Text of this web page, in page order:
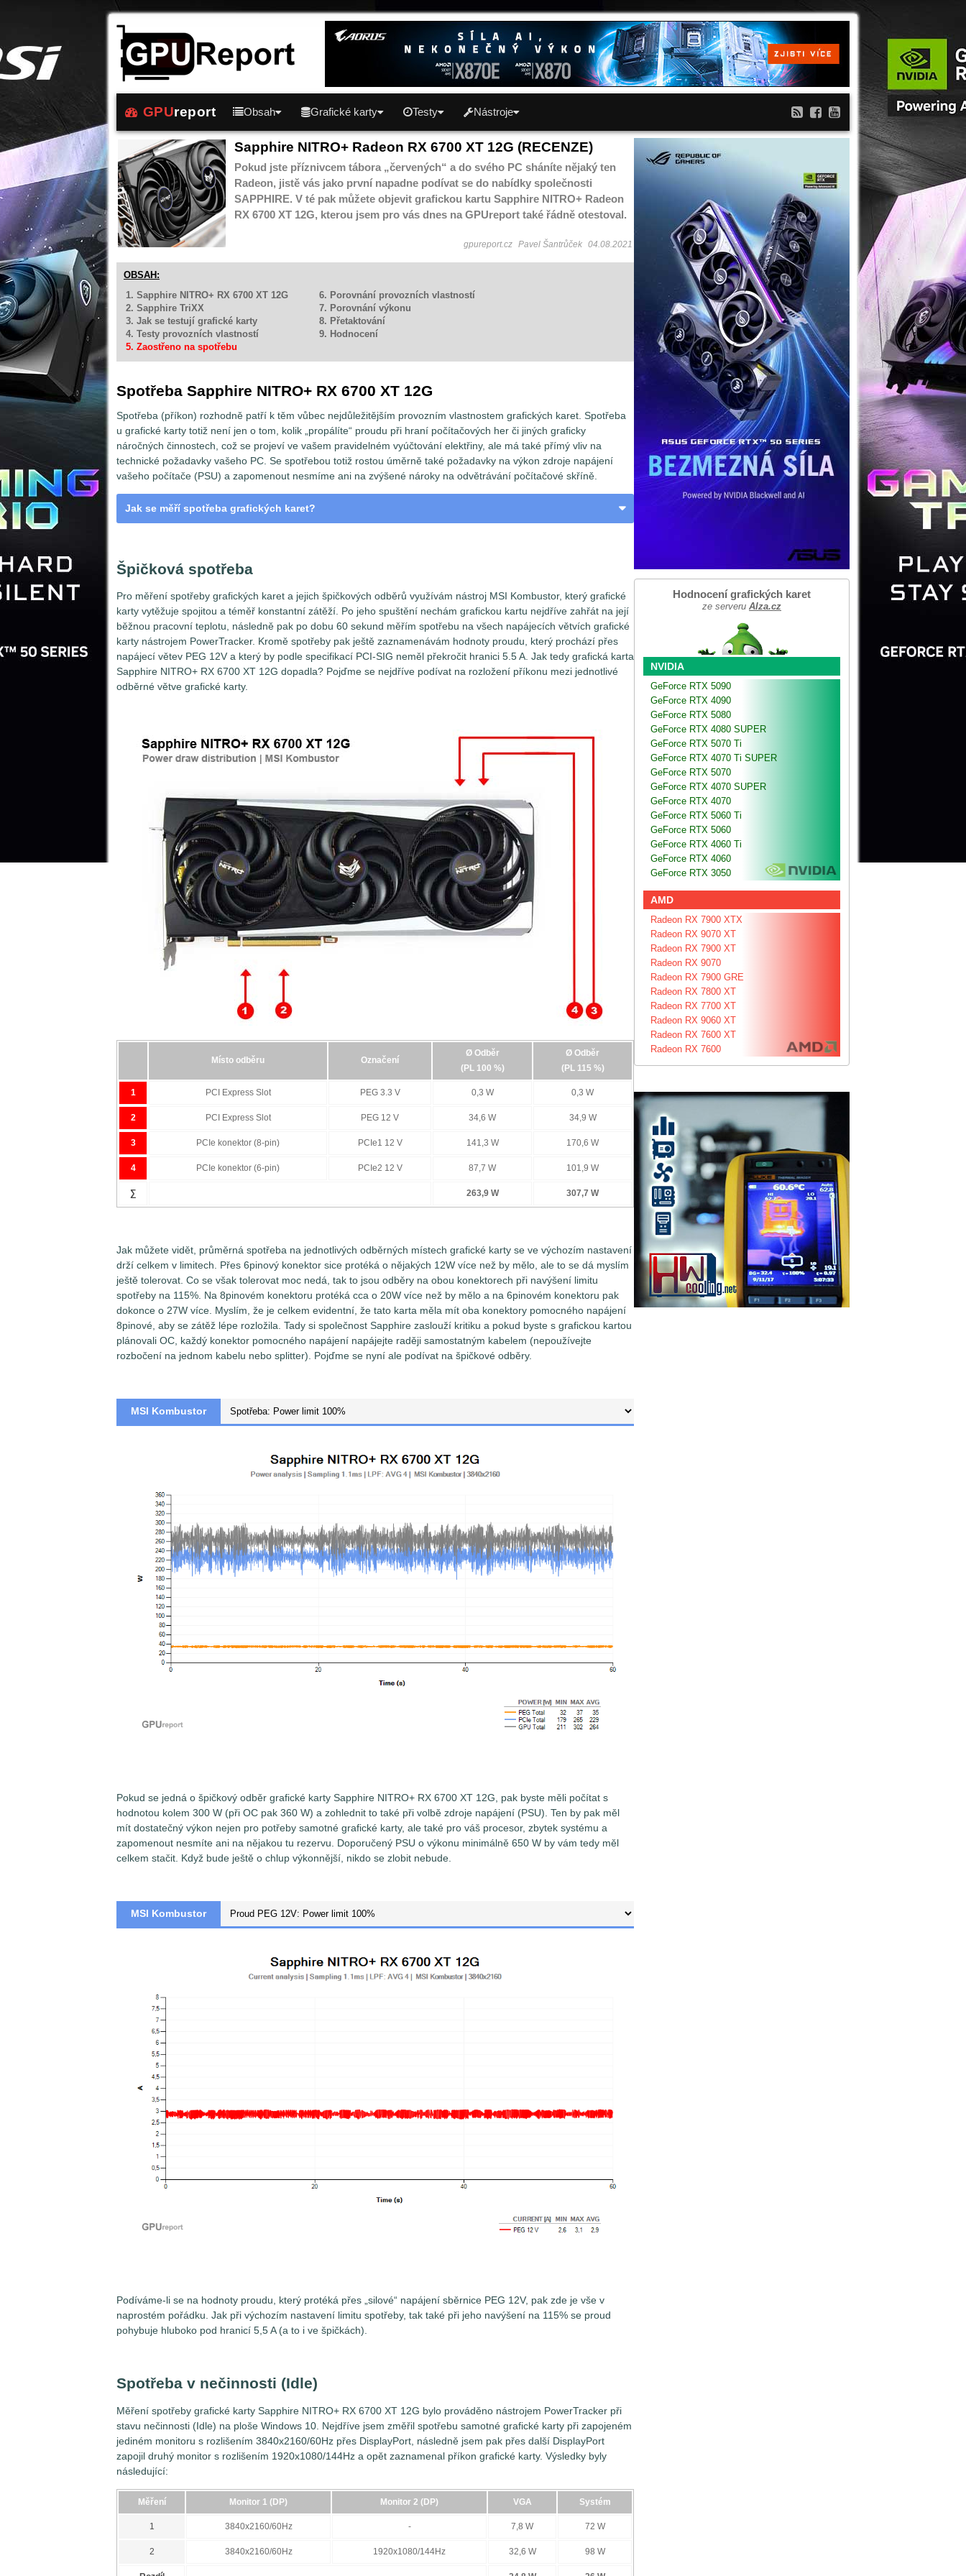
GPUreport Obsah Grafické karty Testy Nástroje
Sapphire NITRO+ Radeon RX 6700 XT 12G (RECENZE)
Pokud jste příznivcem tábora „červených“ a do svého PC sháníte nějaký ten
Radeon, jistě vás jako první napadne podívat se do nabídky společnosti
SAPPHIRE. V té pak můžete objevit grafickou kartu Sapphire NITRO+ Radeon
RX 6700 XT 12G, kterou jsem pro vás dnes na GPUreport také řádně otestoval.
gpureport.cz Pavel Šantrůček 04.08.2021
OBSAH:
1. Sapphire NITRO+ RX 6700 XT 12G
6. Porovnání provozních vlastností
2. Sapphire TriXX
7. Porovnání výkonu
3. Jak se testují grafické karty
8. Přetaktování
4. Testy provozních vlastností
9. Hodnocení
5. Zaostřeno na spotřebu
Spotřeba Sapphire NITRO+ RX 6700 XT 12G
Spotřeba (příkon) rozhodně patří k těm vůbec nejdůležitějším provozním vlastnostem grafických karet. Spotřeba
u grafické karty totiž není jen o tom, kolik „propálíte“ proudu při hraní počítačových her či jiných graficky
náročných činnostech, což se projeví ve vašem pravidelném vyúčtování elektřiny, ale má také přímý vliv na
technické požadavky vašeho PC. Se spotřebou totiž rostou úměrně také požadavky na výkon zdroje napájení
vašeho počítače (PSU) a zapomenout nesmíme ani na zvýšené nároky na odvětrávání počítačové skříně.
Jak se měří spotřeba grafických karet?
Měření spotřeby grafických karet není až tak jednoduchou záležitostí, jak by se na první pohled mohlo zdát.
Problém spočívá v tom, že grafické karty nejsou napájeny jen z jednoho jediného místa, ale hnedle z
několika najednou. Zatímco ty nejméně výkonné grafické karty si vystačí se základním napájením přes
sběrnici PCI Express (PEG - PCI Express Graphics), která přes dvě nezávislé větve 3.3V a 12V může dodat
grafické kartě maximálně 75W (respektive 66 W na větvi PEG 12V), výkonnější grafické karty potřebují
energie mnohem více. Ty pak krom napájení přes PEG musejí využívat ještě další pomocné zdroje
napájení, a to pomocí 1-3 napájecích konektorů PCIe 12V (6-pin / 8-pin / 12-pin). Znamená to tedy, že
podle toho, kolika pomocnými napájecími konektory daná grafická karta disponuje. Jednotlivé větve
napájení pak nesou označení PEG 3.3V, PEG 12V, PCIe 12V (konektor 1-3).
Měření špičkových odběrů (Peak)
uvedeno jinak, pak senzory jsou nastaveny na odečítání hodnot napětí/proud/spotřeba v intervalu 1,1ms
(sampling) a za výslednou hodnotu je brán průměr ze 4 takto zaznamenaných vzorků (Low-pass filter).
Zjednodušeně řečeno, vynesené hodnoty v grafech tedy představují průměrnou hodnotu
Špičková spotřeba
Pro měření spotřeby grafických karet a jejich špičkových odběrů využívám nástroj MSI Kombustor, který grafické
karty vytěžuje spojitou a téměř konstantní zátěží. Po jeho spuštění nechám grafickou kartu nejdříve zahřát na její
běžnou pracovní teplotu, následně pak po dobu 60 sekund měřím spotřebu na všech napájecích větvích grafické
karty nástrojem PowerTracker. Kromě spotřeby pak ještě zaznamenávám hodnoty proudu, který prochází přes
napájecí větev PEG 12V a který by podle specifikací PCI-SIG neměl překročit hranici 5.5 A. Jak tedy grafická karta
Sapphire NITRO+ RX 6700 XT 12G dopadla? Pojďme se nejdříve podívat na rozložení příkonu mezi jednotlivé
odběrné větve grafické karty.
Místo odběru Označení
Ø Odběr
(PL 100 %)
Ø Odběr
(PL 115 %)
1 PCI Express Slot PEG 3.3 V 0,3 W 0,3 W
2 PCI Express Slot PEG 12 V 34,6 W 34,9 W
3 PCIe konektor (8-pin) PCIe1 12 V 141,3 W 170,6 W
4 PCIe konektor (6-pin) PCIe2 12 V 87,7 W 101,9 W
∑ 263,9 W 307,7 W
Jak můžete vidět, průměrná spotřeba na jednotlivých odběrných místech grafické karty se ve výchozím nastavení
drží celkem v limitech. Přes 6pinový konektor sice protéká o nějakých 12W více než by mělo, ale to se dá myslím
ještě tolerovat. Co se však tolerovat moc nedá, tak to jsou odběry na obou konektorech při navýšení limitu
spotřeby na 115%. Na 8pinovém konektoru protéká cca o 20W více než by mělo a na 6pinovém konektoru pak
dokonce o 27W více. Myslím, že je celkem evidentní, že tato karta měla mít oba konektory pomocného napájení
8pinové, aby se zátěž lépe rozložila. Tady si společnost Sapphire zaslouží kritiku a pokud byste s grafickou kartou
plánovali OC, každý konektor pomocného napájení napájejte raději samostatným kabelem (nepoužívejte
rozbočení na jednom kabelu nebo splitter). Pojďme se nyní ale podívat na špičkové odběry.
MSI Kombustor
Pokud se jedná o špičkový odběr grafické karty Sapphire NITRO+ RX 6700 XT 12G, pak byste měli počítat s
hodnotou kolem 300 W (při OC pak 360 W) a zohlednit to také při volbě zdroje napájení (PSU). Ten by pak měl
mít dostatečný výkon nejen pro potřeby samotné grafické karty, ale také pro váš procesor, zbytek systému a
zapomenout nesmíte ani na nějakou tu rezervu. Doporučený PSU o výkonu minimálně 650 W by vám tedy měl
celkem stačit. Když bude ještě o chlup výkonnější, nikdo se zlobit nebude.
MSI Kombustor
Podíváme-li se na hodnoty proudu, který protéká přes „silové“ napájení sběrnice PEG 12V, pak zde je vše v
naprostém pořádku. Jak při výchozím nastavení limitu spotřeby, tak také při jeho navýšení na 115% se proud
pohybuje hluboko pod hranicí 5,5 A (a to i ve špičkách).
Spotřeba v nečinnosti (Idle)
Měření spotřeby grafické karty Sapphire NITRO+ RX 6700 XT 12G bylo prováděno nástrojem PowerTracker při
stavu nečinnosti (Idle) na ploše Windows 10. Nejdříve jsem změřil spotřebu samotné grafické karty při zapojeném
jediném monitoru s rozlišením 3840x2160/60Hz přes DisplayPort, následně jsem pak přes další DisplayPort
zapojil druhý monitor s rozlišením 1920x1080/144Hz a opět zaznamenal příkon grafické karty. Výsledky byly
následující:
Měření Monitor 1 (DP) Monitor 2 (DP) VGA Systém
1 3840x2160/60Hz - 7,8 W 72 W
2 3840x2160/60Hz 1920x1080/144Hz 32,6 W 98 W
Hodnocení grafických karet
ze serveru Alza.cz
NVIDIA
GeForce RTX 5090
GeForce RTX 4090
GeForce RTX 5080
GeForce RTX 4080 SUPER
GeForce RTX 5070 Ti
GeForce RTX 4070 Ti SUPER
GeForce RTX 5070
GeForce RTX 4070 SUPER
GeForce RTX 4070
GeForce RTX 5060 Ti
GeForce RTX 5060
GeForce RTX 4060 Ti
GeForce RTX 4060
GeForce RTX 3050
AMD
Radeon RX 7900 XTX
Radeon RX 9070 XT
Radeon RX 7900 XT
Radeon RX 9070
Radeon RX 7900 GRE
Radeon RX 7800 XT
Radeon RX 7700 XT
Radeon RX 9060 XT
Radeon RX 7600 XT
Radeon RX 7600